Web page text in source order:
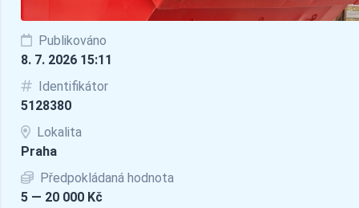
Publikováno
8. 7. 2026 15:11
Identifikátor
5128380
Lokalita
Praha
Předpokládaná hodnota
5 — 20 000 Kč